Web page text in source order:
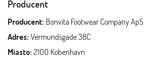
Producent
Producent: Bonvita Footwear Company ApS
Adres:Vermundsgade 38C
Miasto:2100 Kobenhavn